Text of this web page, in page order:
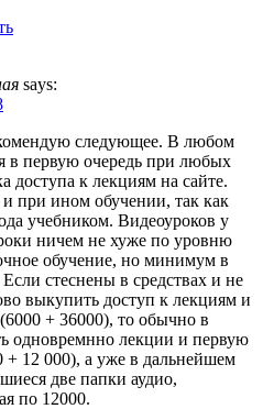
says:
следующее. В любом
в первую очередь при любых
доступа к лекциям на сайте.
при ином обучении, так как
учебником. Видеоуроков у
ничем не хуже по уровню
обучение, но минимум в
стеснены в средствах и не
выкупить доступ к лекциям и
+ 36000), то обычно в
одновремнно лекции и первую
+ 12 000), а уже в дальнейшем
две папки аудио,
по 12000.